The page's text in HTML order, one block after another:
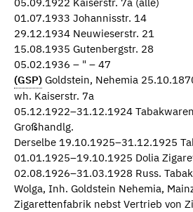
05.09.1922 Kaiserstr. 7a (alle)
01.07.1933 Johannisstr. 14
29.12.1934 Neuwieserstr. 21
15.08.1935 Gutenbergstr. 28
05.02.1936 – " – 47
(GSP) Goldstein, Nehemia
wh. Kaiserstr. 7a
05.12.1922–31.12.1924
Großhandlg.
Derselbe 19.10.1925–31.12.1925
01.01.1925–19.10.1925 Dolia
02.08.1926–31.03.1928 Russ.
Wolga, Inh. Goldstein Nehemia,
Zigarettenfabrik nebst Vertrieb von